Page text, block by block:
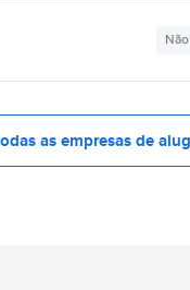
as empresas de